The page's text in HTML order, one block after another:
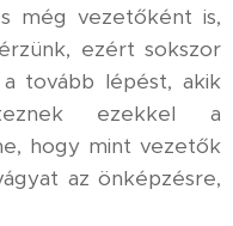
még vezetőként is,
ezért sokszor
tovább lépést, akik
ezekkel a
hogy mint vezetők
az önképzésre,